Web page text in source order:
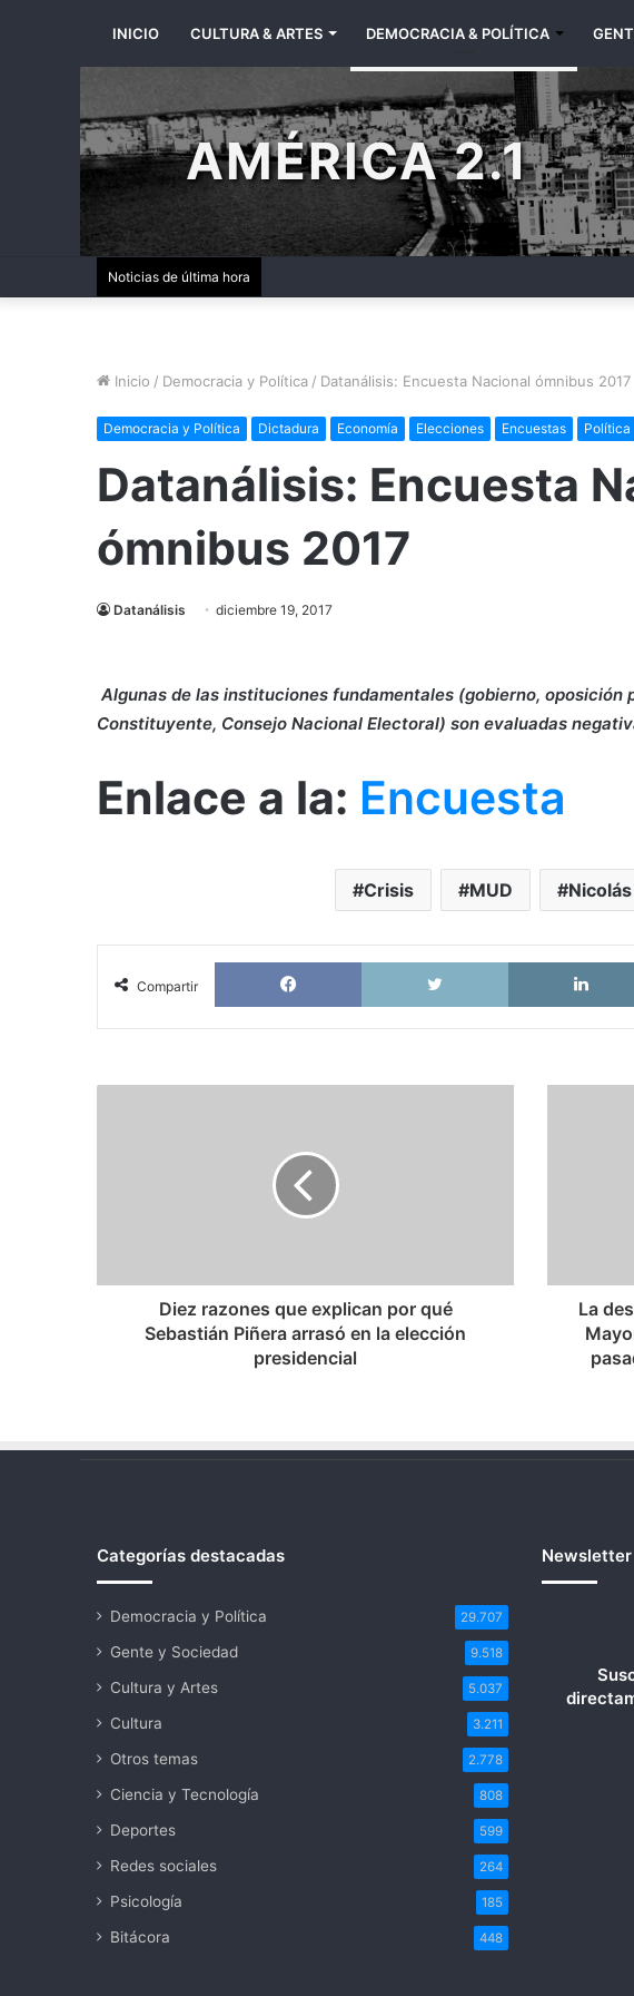
INICIO CULTURA & ARTES DEMOCRACIA & POLÍTICA
AMÉRICA 2.1
Noticias de última hora
Inicio / Democracia y Política / Datanálisis: Encuesta Nacional ómnibus 2017
Democracia y Política Dictadura Economía Elecciones Encuestas Política
Datanálisis: Encuesta
ómnibus 2017
Datanálisis diciembre 19, 2017
Algunas de las instituciones fundamentales (gobierno, oposición
Constituyente, Consejo Nacional Electoral) son evaluadas
Enlace a la: Encuesta
Crisis MUD
Compartir
Facebook X
arrasó
Diez razones que explican por qué
Sebastián Piñera arrasó en la elección
presidencial
Mayoría:
entiendo
que
hablar”
La
Categorías destacadas
Democracia y Política 29.707
Gente y Sociedad 9.518
Cultura y Artes 5.037
Cultura 3.211
Otros temas 2.778
Ciencia y Tecnología 808
Deportes 599
Redes sociales 264
Psicología 185
Bitácora 448
Newsletter